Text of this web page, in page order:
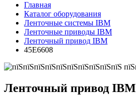
Главная
Каталог оборудования
Ленточные системы IBM
Ленточные приводы IBM
Ленточный привод IBM
45E6608
Ленточный привод IBM